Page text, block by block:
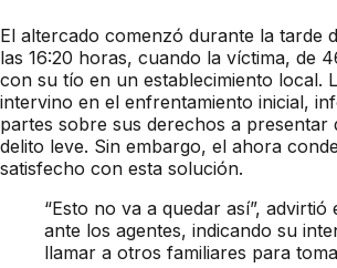
El altercado comenzó durante la tarde
las 16:20 horas, cuando la víctima, de
con su tío en un establecimiento local.
intervino en el enfrentamiento inicial,
partes sobre sus derechos a presentar
delito leve. Sin embargo, el ahora
satisfecho con esta solución.
“Esto no va a quedar así”, advirtió
ante los agentes, indicando su
llamar a otros familiares para